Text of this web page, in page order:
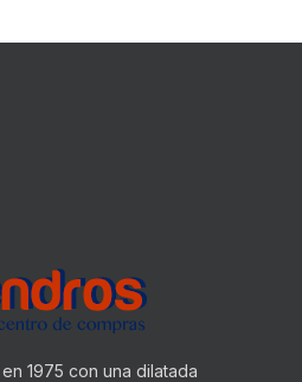
1975 con una dilatada